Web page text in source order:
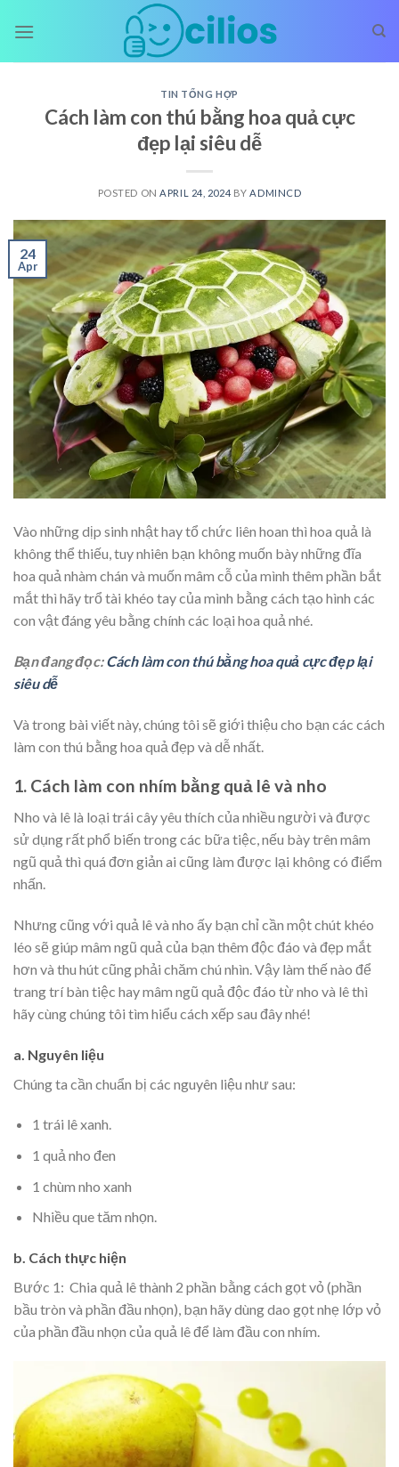
TIN TỔNG HỢP
Cách làm con thú bằng hoa quả cực
đẹp lại siêu dễ
POSTED ON APRIL 24, 2024 BY ADMINCD
24
Apr
Vào những dịp sinh nhật hay tổ chức liên hoan thì hoa quả là
không thể thiếu, tuy nhiên bạn không muốn bày những đĩa
hoa quả nhàm chán và muốn mâm cỗ của mình thêm phần bắt
mắt thì hãy trổ tài khéo tay của mình bằng cách tạo hình các
con vật đáng yêu bằng chính các loại hoa quả nhé.
Bạn đang đọc:Cách làm con thú bằng hoa quả cực đẹp lại
siêu dễ
Và trong bài viết này, chúng tôi sẽ giới thiệu cho bạn các cách
làm con thú bằng hoa quả đẹp và dễ nhất.
1. Cách làm con nhím bằng quả lê và nho
Nho và lê là loại trái cây yêu thích của nhiều người và được
sử dụng rất phổ biến trong các bữa tiệc, nếu bày trên mâm
ngũ quả thì quá đơn giản ai cũng làm được lại không có điểm
nhấn.
Nhưng cũng với quả lê và nho ấy bạn chỉ cần một chút khéo
léo sẽ giúp mâm ngũ quả của bạn thêm độc đáo và đẹp mắt
hơn và thu hút cũng phải chăm chú nhìn. Vậy làm thế nào để
trang trí bàn tiệc hay mâm ngũ quả độc đáo từ nho và lê thì
hãy cùng chúng tôi tìm hiểu cách xếp sau đây nhé!
a. Nguyên liệu
Chúng ta cần chuẩn bị các nguyên liệu như sau:
1 trái lê xanh.
1 quả nho đen
1 chùm nho xanh
Nhiều que tăm nhọn.
b. Cách thực hiện
Bước 1: Chia quả lê thành 2 phần bằng cách gọt vỏ (phần
bầu tròn và phần đầu nhọn), bạn hãy dùng dao gọt nhẹ lớp vỏ
của phần đầu nhọn của quả lê để làm đầu con nhím.